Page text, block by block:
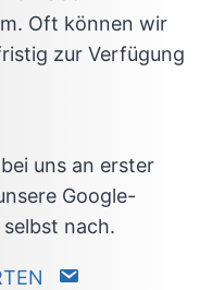
Oft können wir
zur Verfügung
uns an erster
Google-
nach.